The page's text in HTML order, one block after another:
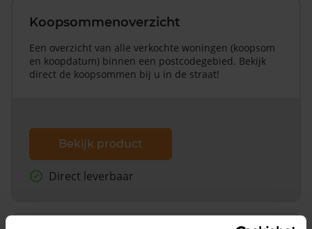
Koopsommenoverzicht
Een overzicht van alle verkochte woningen (koopsom
en koopdatum) binnen een postcodegebied. Bekijk
direct de koopsommen bij u in de straat!
Bekijk product
Direct leverbaar